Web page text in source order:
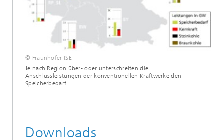
© Fraunhofer ISE
Je nach Region über- oder unterschreiten die
Anschlussleistungen der konventionellen Kraftwerke den
Speicherbedarf.
Downloads